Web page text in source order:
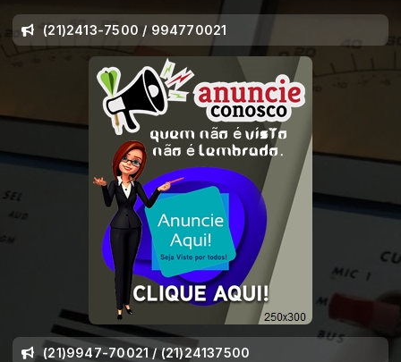
(21)2413-7500 / 994770021
(21)9947-70021 / (21)24137500